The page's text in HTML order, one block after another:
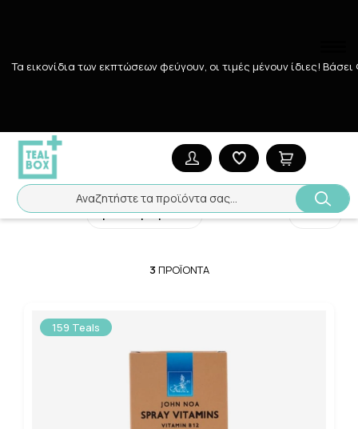
Τα εικονίδια των εκπτώσεων φεύγουν, οι τιμές μένουν ίδιες!
Αναζητήστε τα προϊόντα σας...
JOHN NOA
Ταξινόμηση Προβολή
3ΠΡΟΪΌΝΤΑ
159 Teals